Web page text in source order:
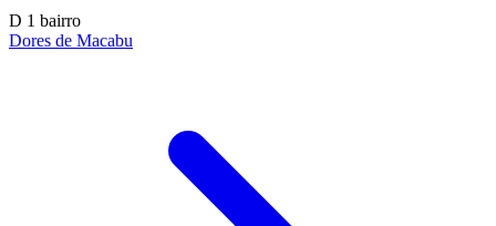
D 1 bairro
Dores de Macabu